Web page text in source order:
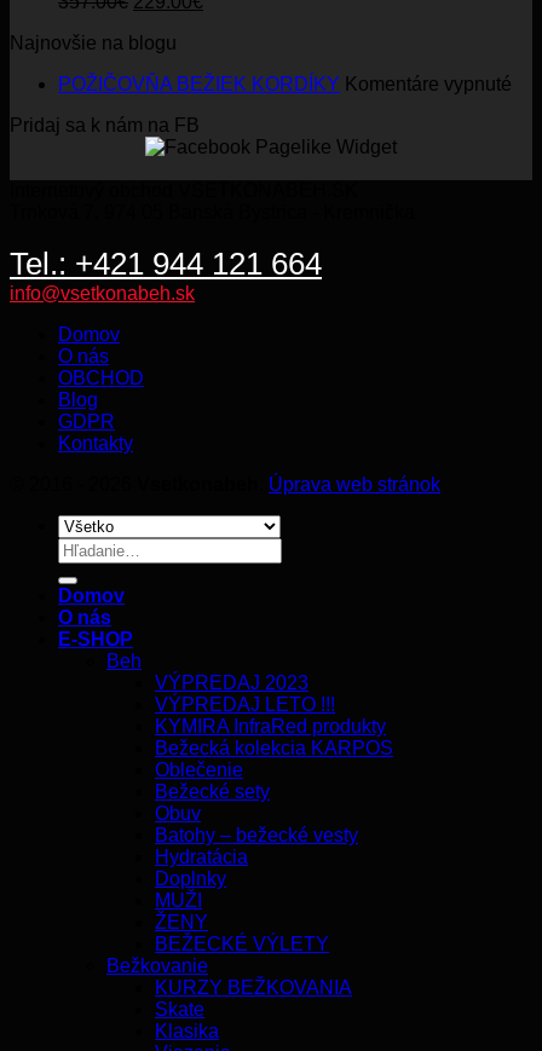
was:
Najnovšie na blogu
POŽIČOVŇA BEŽIEK KORDÍKY Komentáre vypnuté
Pridaj sa k nám na FB
Tel.: +421 944 121 664
info@vsetkonabeh.sk
Domov
O nás
OBCHOD
Blog
GDPR
Kontakty
Úprava web stránok
Hľadať:
Domov
O nás
E-SHOP
Beh
VÝPREDAJ 2023
VÝPREDAJ LETO !!!
KYMIRA InfraRed produkty
Bežecká kolekcia KARPOS
Oblečenie
Bežecké sety
Obuv
Batohy – bežecké vesty
Hydratácia
Doplnky
MUŽI
ŽENY
BEŽECKÉ VÝLETY
Bežkovanie
KURZY BEŽKOVANIA
Skate
Klasika